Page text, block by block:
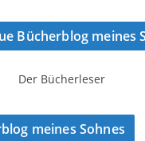
Bücherblog meines
Der Bücherleser
meines Sohnes